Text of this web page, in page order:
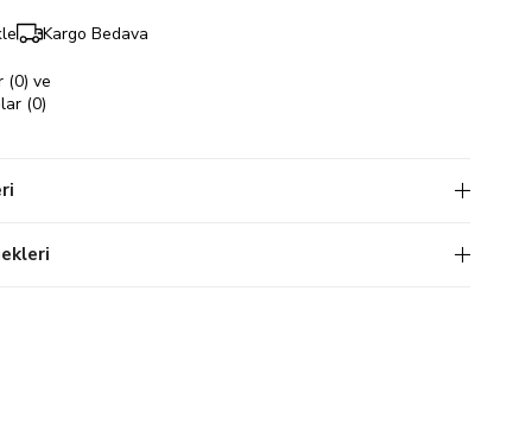
Kargo Bedava
(0) ve
(0)